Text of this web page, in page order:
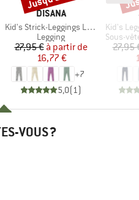
MARQUE
DISANA
Article
Kid's Strick-Leggings Light
Product group
Legging
Prix
27,95 € Prix réduit
à partir de
16,77 €
+7
5,0(1)
Article
Kid's
Product
Sous-
27,95
VOUS ?